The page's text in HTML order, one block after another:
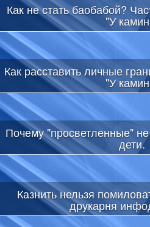
Как не стать баобабой?
"У
Как расставить личные
"У
Почему "просветленные"
дети.
Казнить нельзя
друкарня